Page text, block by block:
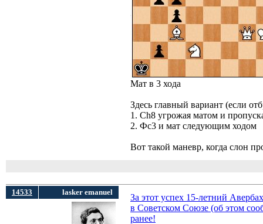
Мат в 3 хода
Здесь главный вариант (если
1. Сh8 угрожая матом и
2. Фс3 и мат следующим ходом
Вот такой маневр, когда слон
14533 lasker emanuel
За этот успех 15-летний
в Советском Союзе (об этом
ранее!